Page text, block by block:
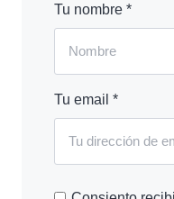
Tu nombre *
Tu email *